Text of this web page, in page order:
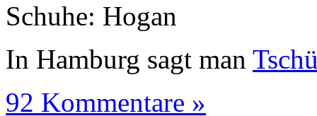
Schuhe: Hogan
In Hamburg sagt man
92 Kommentare »